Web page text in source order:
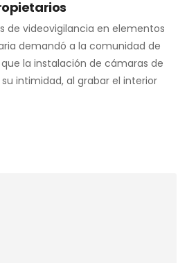
de videovigilancia en elementos
demandó a la comunidad de
la instalación de cámaras de
intimidad, al grabar el interior